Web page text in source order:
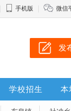
手机版 微信
发
学校招生 本